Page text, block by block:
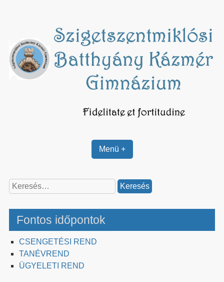
Menü +
Keresés:
Fontos időpontok
CSENGETÉSI REND
TANÉVREND
ÜGYELETI REND